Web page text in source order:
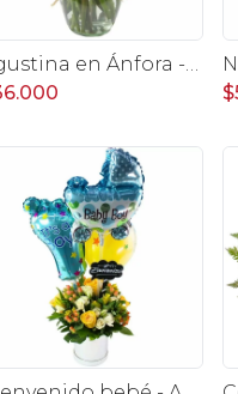
Agustina en Ánfora - Florero con 9 rosas blanco y astromelia